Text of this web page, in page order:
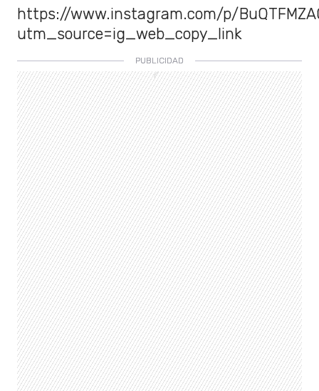
https://www.instagram.com/p/
utm_source=ig_web_copy_link